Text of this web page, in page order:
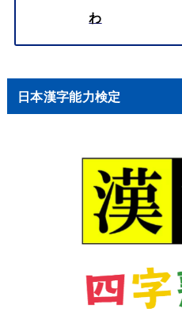
わ
日本漢字能力検定